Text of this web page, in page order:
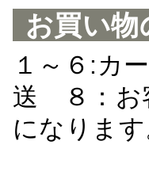
お買い物
１～６:カ
送 ８：お
になります